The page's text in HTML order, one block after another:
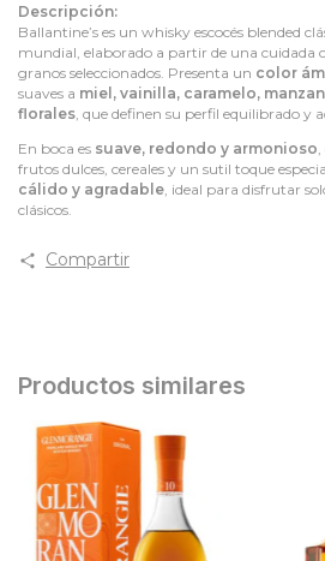
Descripción:
Ballantine’s es un whisky escocés blended
mundial, elaborado a partir de una cuidada
granos seleccionados. Presenta un color
suaves a miel, vainilla, caramelo,
florales , que definen su perfil equilibrado y
En boca es suave, redondo y armonioso
frutos dulces, cereales y un sutil toque
cálido y agradable , ideal para disfrutar
clásicos.
Compartir
Productos similares